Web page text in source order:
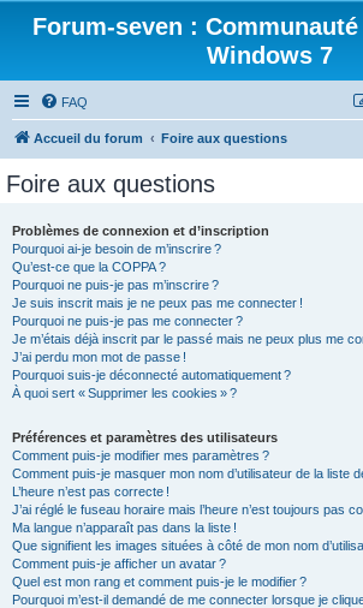
Forum-seven :
Windows 7
FAQ
Accueil du forum Foire aux questions
Foire aux questions
Problèmes de connexion et d’inscription
Pourquoi ai-je besoin de m’inscrire ?
Qu’est-ce que la COPPA ?
Pourquoi ne puis-je pas m’inscrire ?
Je suis inscrit mais je ne peux pas me connecter !
Pourquoi ne puis-je pas me connecter ?
Je m’étais déjà inscrit par le passé mais ne peux plus me
J’ai perdu mon mot de passe !
Pourquoi suis-je déconnecté automatiquement ?
À quoi sert « Supprimer les cookies » ?
Préférences et paramètres des utilisateurs
Comment puis-je modifier mes paramètres ?
Comment puis-je masquer mon nom d’utilisateur de la liste
L’heure n’est pas correcte !
J’ai réglé le fuseau horaire mais l’heure n’est toujours pas
Ma langue n’apparaît pas dans la liste !
Que signifient les images situées à côté de mon nom
Comment puis-je afficher un avatar ?
Quel est mon rang et comment puis-je le modifier ?
Pourquoi m’est-il demandé de me connecter lorsque je